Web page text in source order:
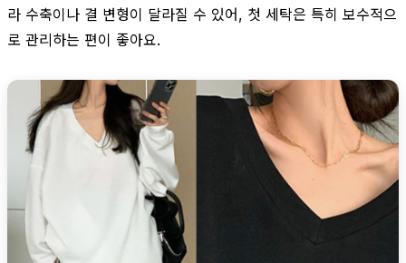
라 수축이나 결 변형이 달라질 수 있어, 첫 세탁은 특히 보수적으
로 관리하는 편이 좋아요.